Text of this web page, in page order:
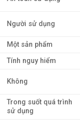
Người sử dụng
Một sản phẩm
Tính nguy hiểm
Không
Trong suốt quá trình
sử dụng